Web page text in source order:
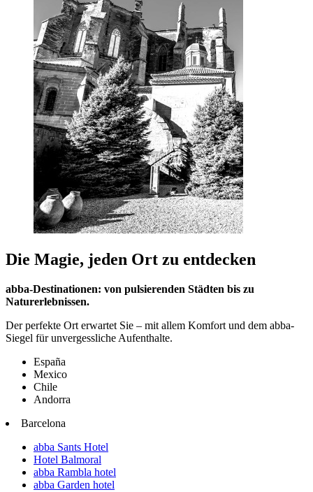
Die Magie, jeden Ort zu entdecken
abba-Destinationen: von pulsierenden Städten bis zu
Naturerlebnissen.
Der perfekte Ort erwartet Sie – mit allem Komfort und dem abba-
Siegel für unvergessliche Aufenthalte.
España
Mexico
Chile
Andorra
Barcelona
abba Sants Hotel
Hotel Balmoral
abba Rambla hotel
abba Garden hotel